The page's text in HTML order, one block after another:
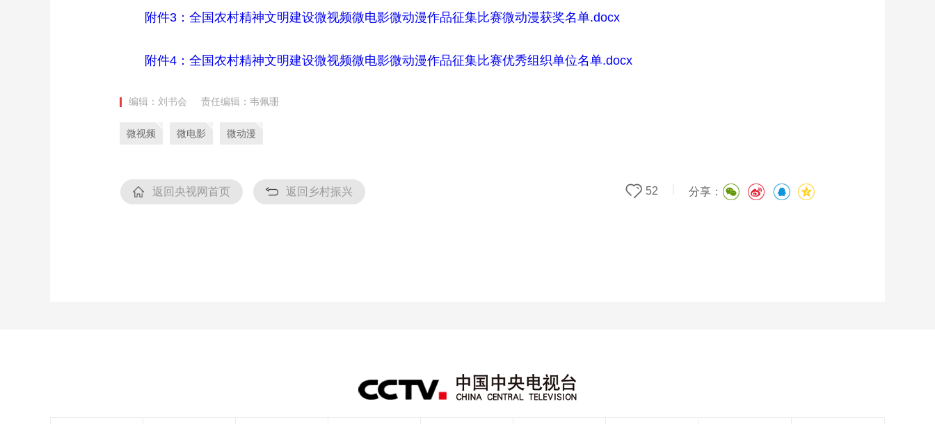
附件3：全国农村精神文明建设微视频微电影微动漫作品征集比赛微动漫获奖名单.docx
附件4：全国农村精神文明建设微视频微电影微动漫作品征集比赛优秀组织单位名单.docx
编辑：刘书会 责任编辑：韦佩珊
微视频 微电影 微动漫
返回央视网首页 返回乡村振兴 分享：
52